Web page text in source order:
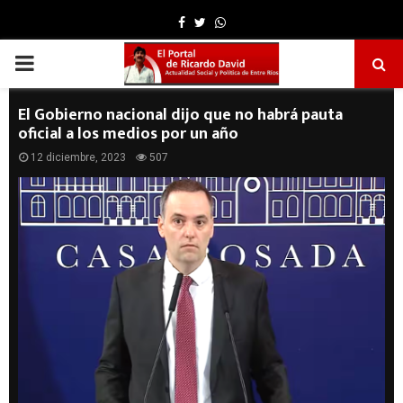
Facebook
TwitterWhatsapp
PRIMARY
MENU
El Gobierno nacional dijo que no habrá pauta
oficial a los medios por un año
12 diciembre, 2023 507